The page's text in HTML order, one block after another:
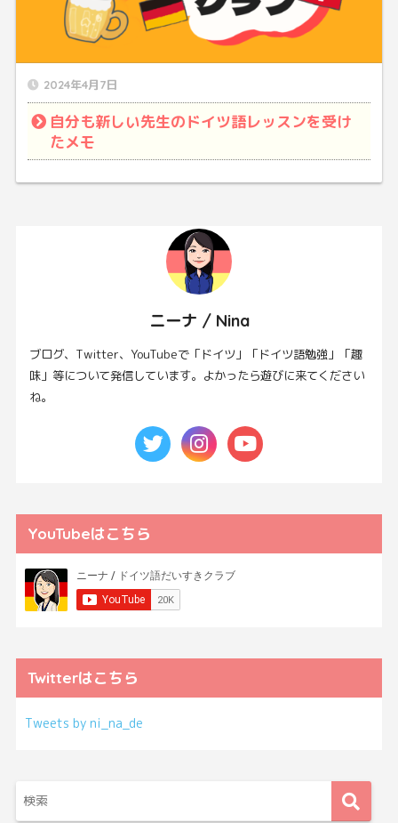
2024年4月7日
自分も新しい先生のドイツ語レッスンを受け
たメモ
ニーナ / Nina
ブログ、Twitter、YouTubeで「ドイツ」「ドイツ語勉強」「趣
味」等について発信しています。よかったら遊びに来てください
ね。
YouTubeはこちら
Twitterはこちら
Tweets by ni_na_de